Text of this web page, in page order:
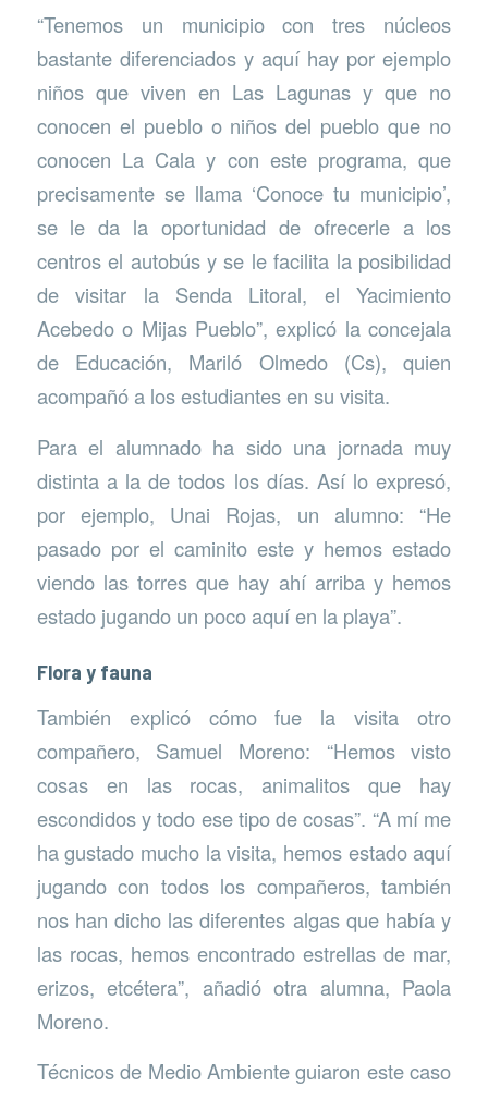
“Tenemos un municipio con tres núcleos
bastante diferenciados y aquí hay por ejemplo
niños que viven en Las Lagunas y que no
conocen el pueblo o niños del pueblo que no
conocen La Cala y con este programa, que
precisamente se llama ‘Conoce tu municipio’,
se le da la oportunidad de ofrecerle a los
centros el autobús y se le facilita la posibilidad
de visitar la Senda Litoral, el Yacimiento
Acebedo o Mijas Pueblo”, explicó la concejala
de Educación, Mariló Olmedo (Cs), quien
acompañó a los estudiantes en su visita.
Para el alumnado ha sido una jornada muy
distinta a la de todos los días. Así lo expresó,
por ejemplo, Unai Rojas, un alumno: “He
pasado por el caminito este y hemos estado
viendo las torres que hay ahí arriba y hemos
estado jugando un poco aquí en la playa”.
Flora y fauna
También explicó cómo fue la visita otro
compañero, Samuel Moreno: “Hemos visto
cosas en las rocas, animalitos que hay
escondidos y todo ese tipo de cosas”. “A mí me
ha gustado mucho la visita, hemos estado aquí
jugando con todos los compañeros, también
nos han dicho las diferentes algas que había y
las rocas, hemos encontrado estrellas de mar,
erizos, etcétera”, añadió otra alumna, Paola
Moreno.
Técnicos de Medio Ambiente guiaron este caso